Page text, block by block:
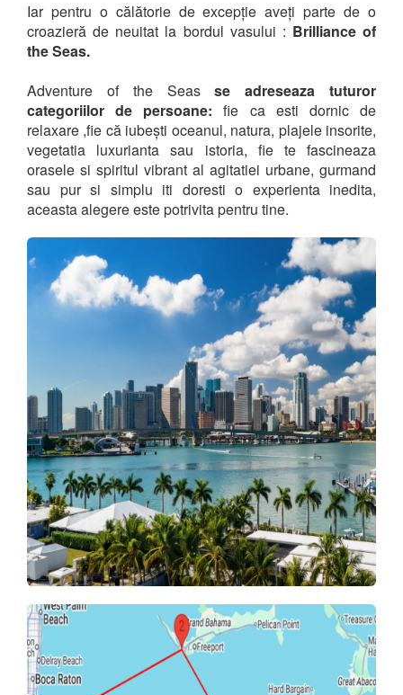
Iar pentru o călătorie de excepție aveți parte de o
croazieră de neuitat la bordul vasului : Brilliance of
the Seas.
Adventure of the Seasse adreseaza tuturor
categoriilor de persoane: fie ca esti dornic de
relaxare ,fie că iubești oceanul, natura, plajele insorite,
vegetatia luxurianta sau istoria, fie te fascineaza
orasele si spiritul vibrant al agitatiei urbane, gurmand
sau pur si simplu iti doresti o experienta inedita,
aceasta alegere este potrivita pentru tine.